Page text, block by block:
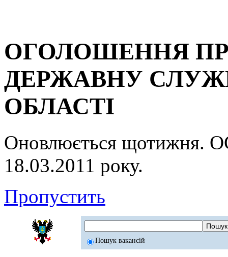
ОГОЛОШЕННЯ
ДЕРЖАВНУ
ОБЛАСТІ
Оновлюється
18.03.2011 року.
Пропустить
Пошук вакансій